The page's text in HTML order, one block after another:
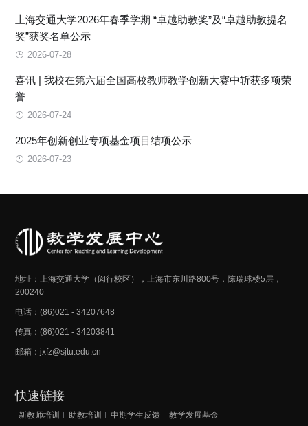
上海交通大学2026年春季学期 “卓越助教奖”及“卓越助教提名
奖”获奖名单公示
2026-07-28
喜讯 | 我校在第六届全国高校教师教学创新大赛中斩获多项荣
誉
2026-07-24
2025年创新创业专项基金项目结项公示
2026-07-23
地址：上海交通大学（闵行校区），上海市东川路800号，陈瑞球楼5层，
200240
电话：(86)021 - 34207648
传真：(86)021 - 34203841
邮箱：jxfz@sjtu.edu.cn
快速链接
新教师培训 助教培训 中期学生反馈 教学发展基金